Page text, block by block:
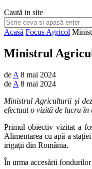
Caută in site
Acasă Focus Agricol
Ministrul
de A 8 mai 2024
de A 8 mai 2024
Ministrul Agriculturii și
efectuat o vizită de lucru
Primul obiectiv vizitat a
Alimentarea cu apă a
irigații din România.
În urma accesării